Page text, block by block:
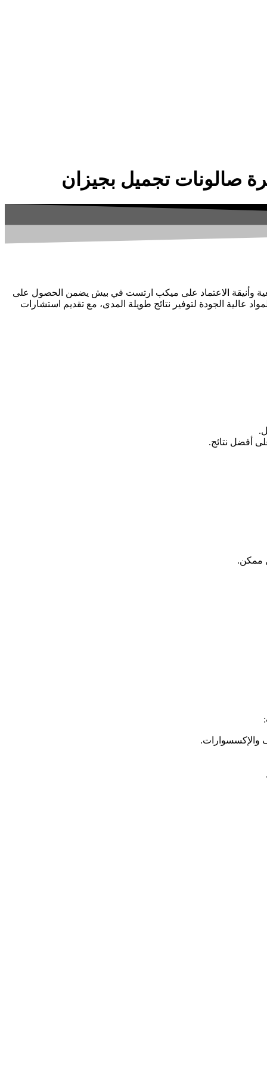
وأنيقة الاعتماد على ميكب ارتست في بيش يضمن الحصول على
الجودة لتوفير نتائج طويلة المدى، مع تقديم استشارات
أفضل نتائج.
ممكن.
والإكسسوارات.